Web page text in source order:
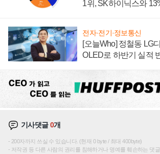
1위, SK하이닉스와
전자·전기·정보통신
[오늘Who] 정철동 LG
OLED로 하반기 실적
기사댓글0개
200자까지 쓰실 수 있습니다. (현재 0 byte / 최대 400byte)
저작권 등 다른 사람의 권리를 침해하거나 명예를 훼손하는 댓